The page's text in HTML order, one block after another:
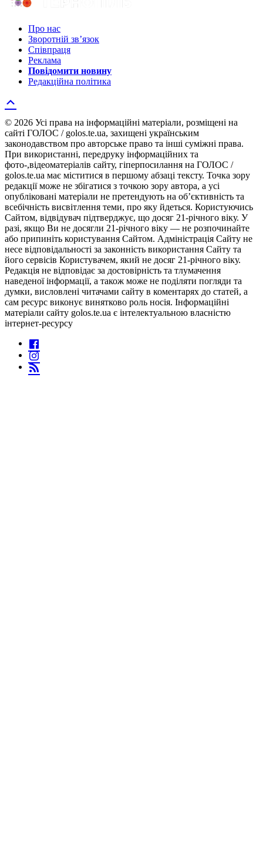
Про нас
Зворотній зв’язок
Співпраця
Реклама
Повідомити новину
Редакційна політика
© 2026 Усі права на інформаційні матеріали, розміщені на
сайті ГОЛОС / golos.te.ua, захищені українським
законодавством про авторське право та інші суміжні права.
При використанні, передруку інформаційних та
фото-,відеоматеріалів сайту, гіперпосилання на ГОЛОС /
golos.te.ua має міститися в першому абзаці тексту. Точка зору
редакції може не збігатися з точкою зору автора, а усі
опубліковані матеріали не претендують на об’єктивність та
всебічність висвітлення теми, про яку йдеться. Користуючись
Сайтом, відвідувач підтверджує, що досяг 21-річного віку. У
разі, якщо Ви не досягли 21-річного віку — не розпочинайте
або припиніть користування Сайтом. Адміністрація Сайту не
несе відповідальності за законність використання Сайту та
його сервісів Користувачем, який не досяг 21-річного віку.
Редакція не відповідає за достовірність та тлумачення
наведеної інформації, а також може не поділяти погляди та
думки, висловлені читачами сайту в коментарях до статей, а
сам ресурс виконує винятково роль носія. Інформаційні
матеріали сайту golos.te.ua є інтелектуальною власністю
інтернет-ресурсу